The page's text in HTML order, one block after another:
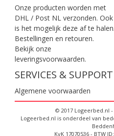
Onze producten worden met
DHL / Post NL verzonden. Ook
is het mogelijk deze af te halen.
Bestellingen en retouren.
Bekijk onze
leveringsvoorwaarden.
SERVICES & SUPPORT
Algemene voorwaarden
© 2017 Logeerbed.nl
Logeerbed.nl is onderdeel van
KvK 17070536 - BTW